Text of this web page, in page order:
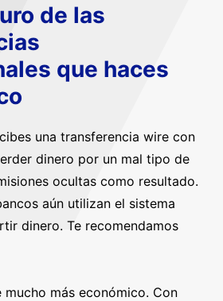
de las
que haces
una transferencia wire con
dinero por un mal tipo de
ocultas como resultado.
aún utilizan el sistema
dinero. Te recomendamos
mucho más económico. Con